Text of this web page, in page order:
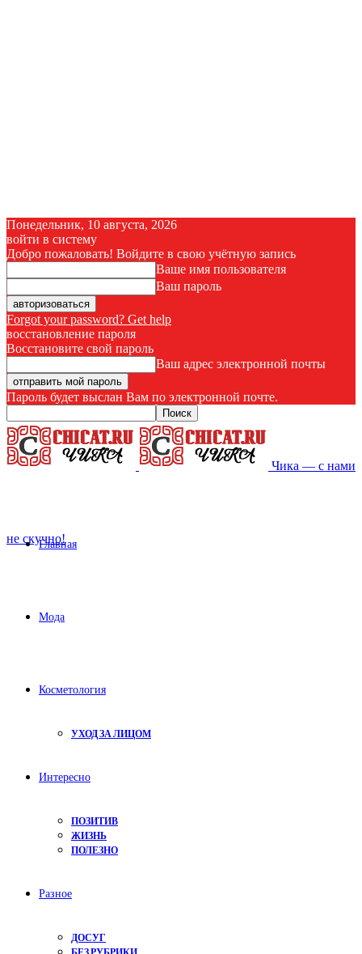
Понедельник, 10 августа, 2026
войти в систему
Добро пожаловать! Войдите в свою учётную запись
Ваше имя пользователя
Ваш пароль
Forgot your password? Get help
восстановление пароля
Восстановите свой пароль
Ваш адрес электронной почты
Пароль будет выслан Вам по электронной почте.
Чика — с нами
не скучно!
Главная
Мода
Косметология
УХОД ЗА ЛИЦОМ
Интересно
ПОЗИТИВ
ЖИЗНЬ
ПОЛЕЗНО
Разное
ДОСУГ